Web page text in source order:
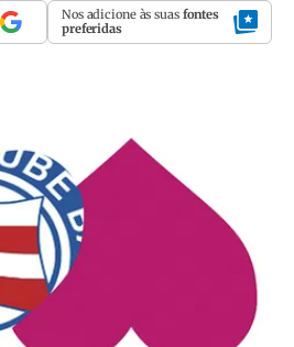
Nos adicione às suas fontes
preferidas